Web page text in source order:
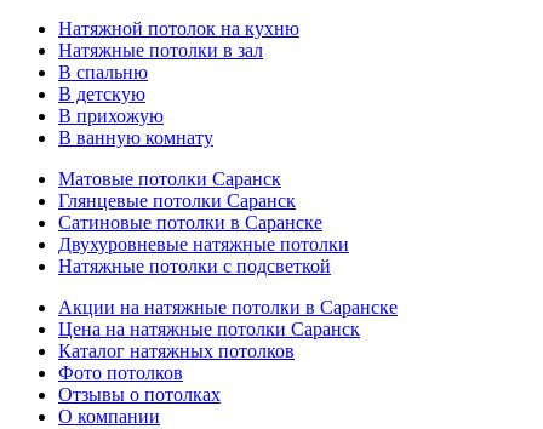
Натяжной потолок на кухню
Натяжные потолки в зал
В спальню
В детскую
В прихожую
В ванную комнату
Матовые потолки Саранск
Глянцевые потолки Саранск
Сатиновые потолки в Саранске
Двухуровневые натяжные потолки
Натяжные потолки с подсветкой
Акции на натяжные потолки в Саранске
Цена на натяжные потолки Саранск
Каталог натяжных потолков
Фото потолков
Отзывы о потолках
О компании